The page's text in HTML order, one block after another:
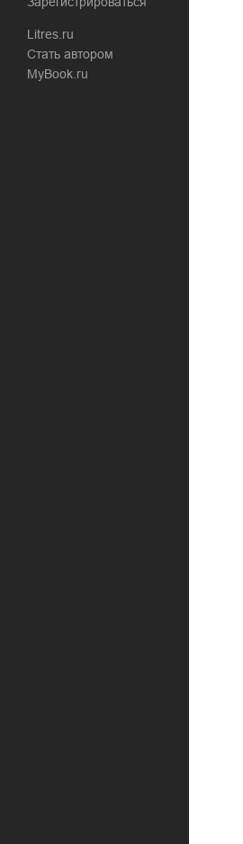
Litres.ru
Стать автором
MyBook.ru